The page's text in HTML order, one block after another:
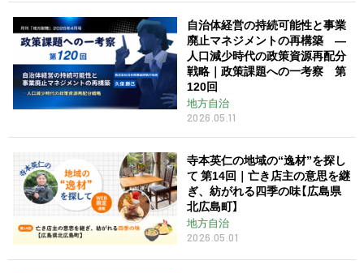
自治体経営の持続可能性と事業
廃止マネジメントの再構築 ―
人口減少時代の政策資源再配分
戦略｜政策課題への一考察 第
120回
地方自治
2026.05.11
寺本英仁の地域の“逸材”を探し
て 第14回｜亡き店主の意思を継
ぎ、紡がれる四季の味【広島県
北広島町】
地方自治
2026.05.01